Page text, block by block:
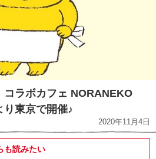
コラボカフェ NORANEKO
東京で開催♪
2020年11月4日
も読みたい